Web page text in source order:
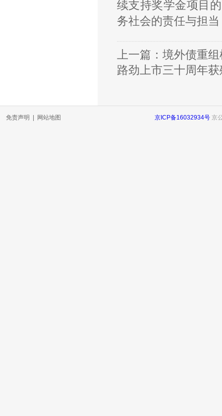
续支持奖学金项目
务社会的责任与担
上一篇： 境外债重
路劲上市三十周年
免责声明 网站地图 京ICP备16032934号 京